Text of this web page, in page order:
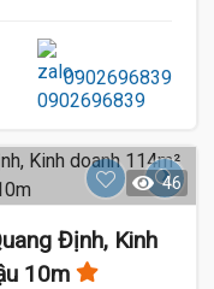
0902696839
46
Định, Kinh
10m